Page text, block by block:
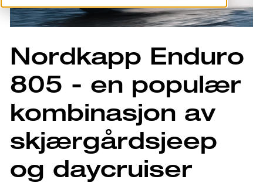
Nordkapp Enduro
805 - en populær
kombinasjon av
skjærgårdsjeep
og daycruiser